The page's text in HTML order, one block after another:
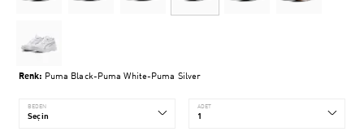
Renk: Puma Black-Puma White-Puma Silver
BEDEN ADET